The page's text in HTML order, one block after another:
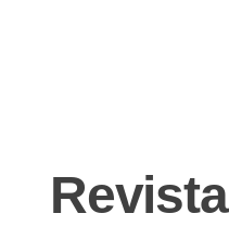
Revista